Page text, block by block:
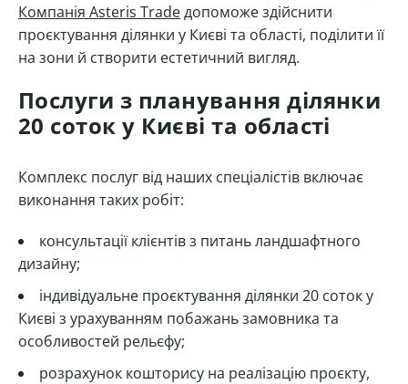
Компанія Asteris Tradeдопоможе здійснити
проєктування ділянки у Києві та області, поділити її
на зони й створити естетичний вигляд.
Послуги з планування ділянки
20 соток у Києві та області
Комплекс послуг від наших спеціалістів включає
виконання таких робіт:
консультації клієнтів з питань ландшафтного
дизайну;
індивідуальне проєктування ділянки 20 соток у
Києві з урахуванням побажань замовника та
особливостей рельєфу;
розрахунок кошторису на реалізацію проєкту,